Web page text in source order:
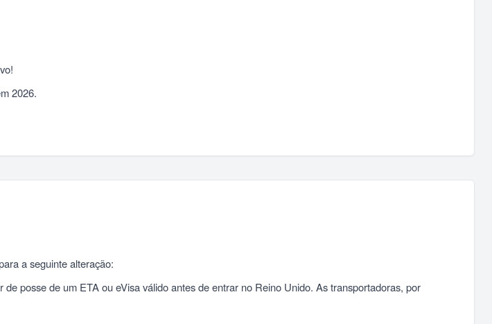
2026.
a seguinte alteração:
posse de um ETA ou eVisa válido antes de entrar no Reino Unido. As transportadoras, por